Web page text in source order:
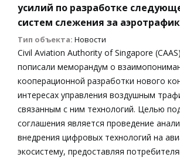
усилий по разработке
систем слежения за
Тип объекта: Новости
Civil Aviation Authority of Singapore
пописали меморандум о
кооперационной разработки нового
интересах управления воздушным
связанным с ним технологий. Целью
соглашения является проведение
внедрения цифровых технологий на
экосистему, предоставляя